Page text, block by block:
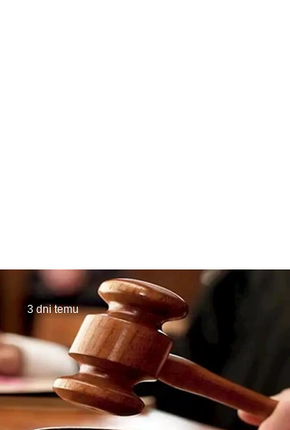
3 dni temu